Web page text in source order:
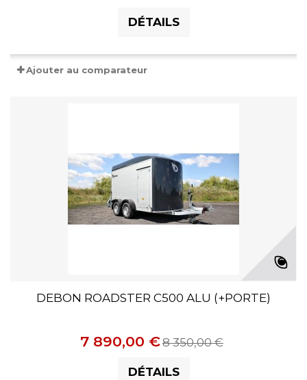
DÉTAILS
Ajouter au comparateur
DEBON ROADSTER C500 ALU (+PORTE)
7 890,00 €8 350,00 €
DÉTAILS